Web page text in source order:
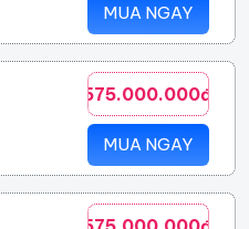
MUA NGAY
575.000.000đ
MUA NGAY